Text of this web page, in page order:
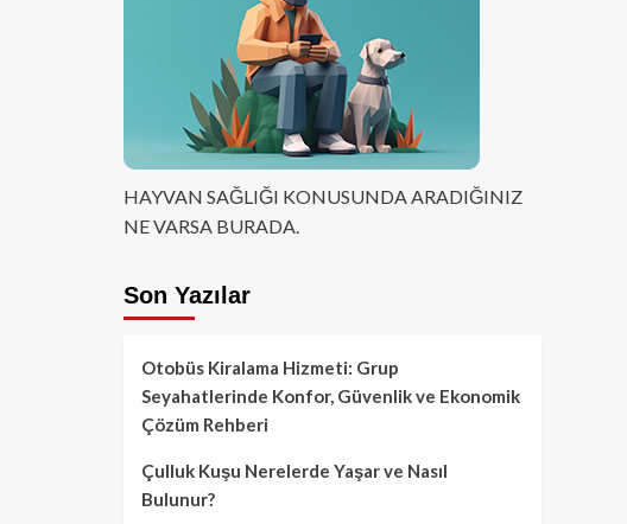
HAYVAN SAĞLIĞI KONUSUNDA ARADIĞINIZ
NE VARSA BURADA.
Son Yazılar
Otobüs Kiralama Hizmeti: Grup
Seyahatlerinde Konfor, Güvenlik ve Ekonomik
Çözüm Rehberi
Çulluk Kuşu Nerelerde Yaşar ve Nasıl
Bulunur?